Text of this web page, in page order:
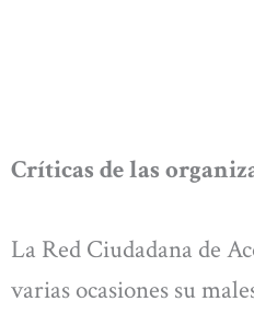
Críticas de las
La Red Ciudadana de
varias ocasiones su